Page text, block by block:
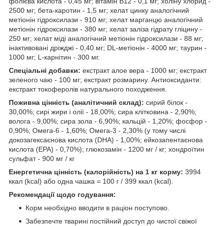
2500 мг; бета-каротин - 1,5 мг; хелат цинку аналогічний
метіонін гідроксилази - 910 мг; хелат марганцю аналогічний
метіонін гідроксилази - 380 мг; хелат заліза гідрату гліцину -
250 мг; хелат міді аналогічний метіонін гідроксилази - 88 мг;
інактивовані дріжджі - 0,40 мг; DL-метіонін - 4000 мг; таурин -
1000 мг; L-карнітин - 300 мг.
Спеціальні добавки: екстракт алое вера - 1000 мг; екстракт
зеленого чаю - 100 мг; екстракт розмарину. Антиоксиданти:
екстракт токоферолів натурального походження.
Поживна цінність (аналітичний склад): сирий білок -
30,00%; сирі жири і олії - 18,00%; сира клітковина - 2,90%;
волога - 9,00%; сира зола - 6,90%; кальцій - 1,20%; фосфор -
0,90%; Омега-6 - 1,60%; Омега-3 - 2,30% (у тому числі
докозагексаєнова кислота (DHA) - 1,00%; ейкозапентаєнова
кислота (EPA) - 0,70%); глюкозамін - 1200 мг / кг; хондроїтин
сульфат - 900 мг / кг
Енергетична цінність (калорійність) на 1 кг корму: 3994
ккал (kcal) або одна чашка = 100 г / 399 ккал (kcal).
Рекомендації щодо годування:
Корм необхідно вводити в раціон поступово.
Забезпечте тварині постійний доступ до чистої свіжої